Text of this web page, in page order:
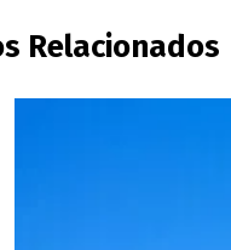
Relacionados